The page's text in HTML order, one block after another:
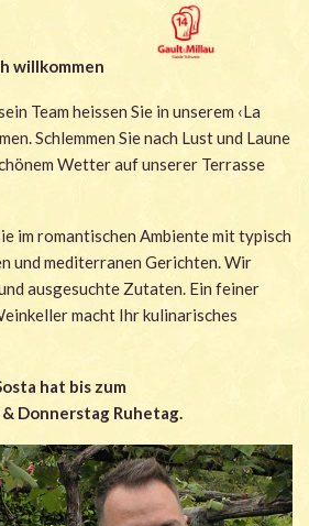
Team heissen Sie in unserem ‹La
Schlemmen Sie nach Lust und Laune
Wetter auf unserer Terrasse
im romantischen Ambiente mit typisch
und mediterranen Gerichten. Wir
ausgesuchte Zutaten. Ein feiner
macht Ihr kulinarisches
hat bis zum
Donnerstag Ruhetag.